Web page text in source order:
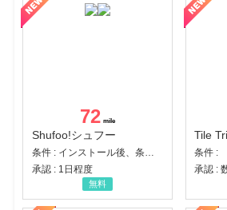
72
Shufoo!シュフー
条件 : インストール後、条件達成
承認 : 1日程度
無料
条件 :
承認 :